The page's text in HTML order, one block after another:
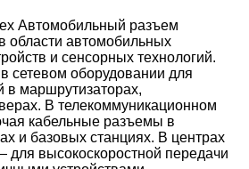
Автомобильный разъем
области автомобильных
и сенсорных технологий.
сетевом оборудовании для
в маршрутизаторах,
В телекоммуникационном
кабельные разъемы в
и базовых станциях. В центрах
для высокоскоростной передачи